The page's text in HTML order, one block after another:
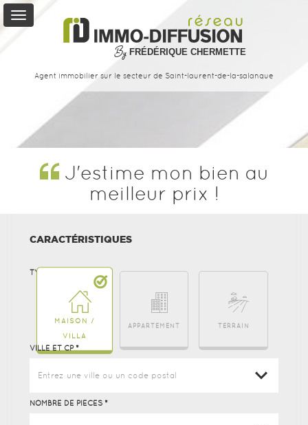
By FRÉDÉRIQUE CHERMETTE
Agent immobilier sur le secteur de Saint-laurent-de-la-salanque
Service
J'estime mon bien au
meilleur prix !
CARACTÉRISTIQUES
TYPE DE BIEN
MAISON /
VILLA
APPARTEMENT TERRAIN
VILLE ET CP *
Entrez une ville ou un code postal
NOMBRE DE PIÈCES *